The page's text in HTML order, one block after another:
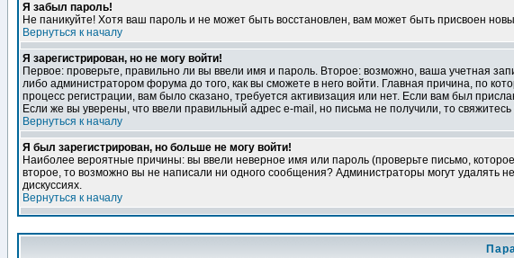
Я забыл пароль!
Не паникуйте! Хотя ваш пароль и не может быть восстановлен, вам может быть присвоен
Вернуться к началу
Я зарегистрирован, но не могу войти!
Первое: проверьте, правильно ли вы ввели имя и пароль. Второе: возможно, ваша учетная
либо администратором форума до того, как вы сможете в него войти. Главная причина, по
процесс регистрации, вам было сказано, требуется активизация или нет. Если вам был
Если же вы уверены, что ввели правильный адрес e-mail, но письма не получили, то
Вернуться к началу
Я был зарегистрирован, но больше не могу войти!
Наиболее вероятные причины: вы ввели неверное имя или пароль (проверьте письмо,
второе, то возможно вы не написали ни одного сообщения? Администраторы могут удалять
дискуссиях.
Вернуться к началу